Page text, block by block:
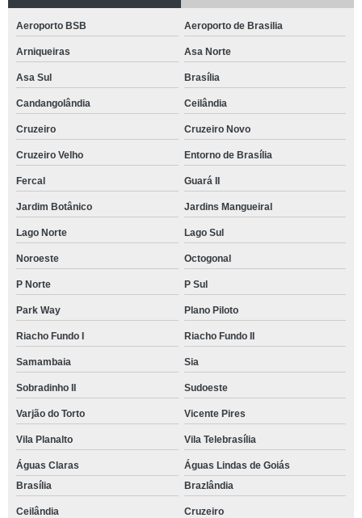
Aeroporto BSB Aeroporto de Brasilia
Arniqueiras Asa Norte
Asa Sul Brasília
Candangolândia Ceilândia
Cruzeiro Cruzeiro Novo
Cruzeiro Velho Entorno de Brasília
Fercal Guará II
Jardim Botânico Jardins Mangueiral
Lago Norte Lago Sul
Noroeste Octogonal
P Norte P Sul
Park Way Plano Piloto
Riacho Fundo I Riacho Fundo II
Samambaia Sia
Sobradinho II Sudoeste
Varjão do Torto Vicente Pires
Vila Planalto Vila Telebrasília
Águas Claras
Águas Lindas de Goiás
Brasília
Brazlândia
Ceilândia Cruzeiro